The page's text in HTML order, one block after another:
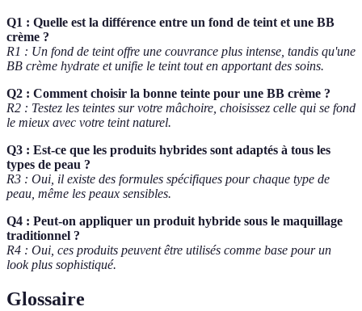
Q1 : Quelle est la différence entre un fond de teint et une BB
crème ?
R1 : Un fond de teint offre une couvrance plus intense, tandis qu'une
BB crème hydrate et unifie le teint tout en apportant des soins.
Q2 : Comment choisir la bonne teinte pour une BB crème ?
R2 : Testez les teintes sur votre mâchoire, choisissez celle qui se fond
le mieux avec votre teint naturel.
Q3 : Est-ce que les produits hybrides sont adaptés à tous les
types de peau ?
R3 : Oui, il existe des formules spécifiques pour chaque type de
peau, même les peaux sensibles.
Q4 : Peut-on appliquer un produit hybride sous le maquillage
traditionnel ?
R4 : Oui, ces produits peuvent être utilisés comme base pour un
look plus sophistiqué.
Glossaire